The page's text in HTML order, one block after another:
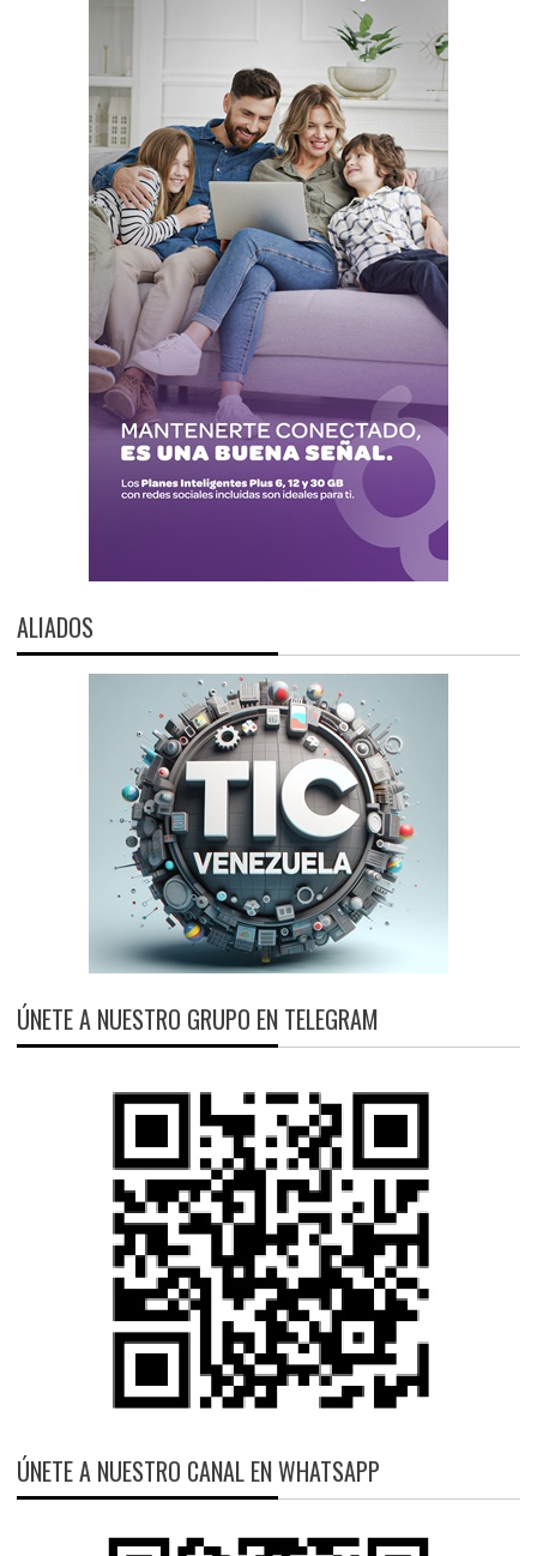
ALIADOS
ÚNETE A NUESTRO GRUPO EN TELEGRAM
ÚNETE A NUESTRO CANAL EN WHATSAPP